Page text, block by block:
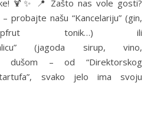
🍹✨ 📍 Zašto nas vole gosti?
probajte našu “Kancelariju” (gin,
tonik…) ili
(jagoda sirup, vino,
dušom – od “Direktorskog
svako jelo ima svoju